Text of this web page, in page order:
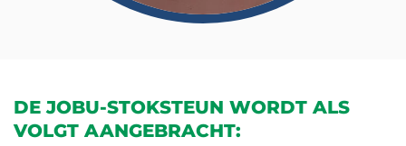
DE JOBU-STOKSTEUN WORDT ALS
VOLGT AANGEBRACHT: